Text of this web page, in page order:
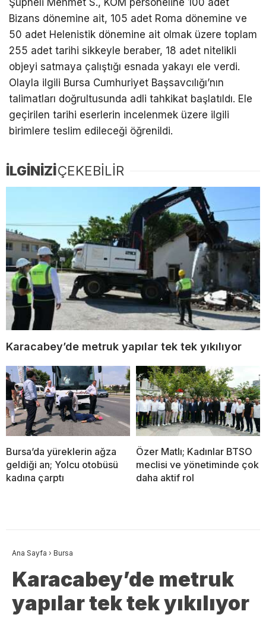
Şüpheli Mehmet S., KOM personeline 100 adet
Bizans dönemine ait, 105 adet Roma dönemine ve
50 adet Helenistik dönemine ait olmak üzere toplam
255 adet tarihi sikkeyle beraber, 18 adet nitelikli
objeyi satmaya çalıştığı esnada yakayı ele verdi.
Olayla ilgili Bursa Cumhuriyet Başsavcılığı’nın
talimatları doğrultusunda adli tahkikat başlatıldı. Ele
geçirilen tarihi eserlerin incelenmek üzere ilgili
birimlere teslim edileceği öğrenildi.
İLGİNİZİÇEKEBİLİR
Karacabey’de metruk yapılar tek tek yıkılıyor
Bursa’da yüreklerin ağza
geldiği an; Yolcu otobüsü
kadına çarptı
Özer Matlı; Kadınlar BTSO
meclisi ve yönetiminde çok
daha aktif rol
Ana Sayfa › Bursa
Karacabey’de metruk
yapılar tek tek yıkılıyor